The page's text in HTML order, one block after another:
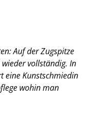
Auf der Zugspitze
vollständig. In
eine Kunstschmiedin
wohin man